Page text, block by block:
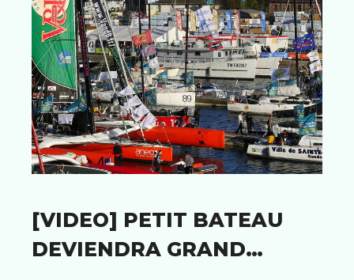
[VIDEO] PETIT BATEAU
DEVIENDRA GRAND…